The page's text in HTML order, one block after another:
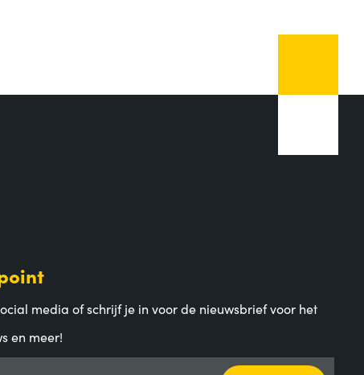
media of schrijf je in voor de nieuwsbrief voor het
en meer!